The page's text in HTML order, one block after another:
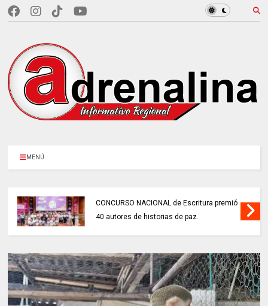
MENÚ
CONCURSO NACIONAL de Escritura premió
40 autores de historias de paz.